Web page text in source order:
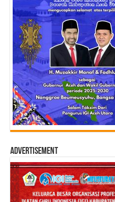
Advertisement